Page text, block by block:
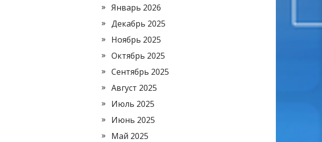
Январь 2026
Декабрь 2025
Ноябрь 2025
Октябрь 2025
Сентябрь 2025
Август 2025
Июль 2025
Июнь 2025
Май 2025